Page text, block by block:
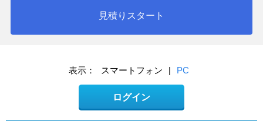
見積りスタート
表示： スマートフォン | PC
ログイン